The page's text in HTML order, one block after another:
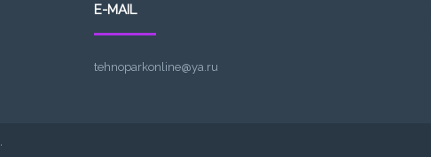
E-MAIL
tehnoparkonline@ya.ru